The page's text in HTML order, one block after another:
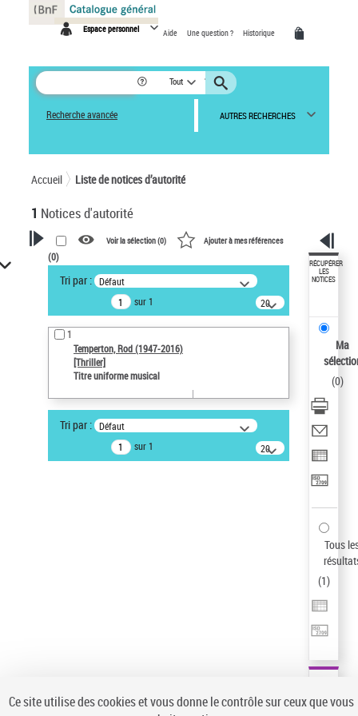
Espace personnel Aide Une question ? Historique
Tout
Recherche avancée AUTRES RECHERCHES
Accueil Liste de notices d’autorité
1 Notices d'autorité
VOTRE RECHERCHE
Recherche avancée dans les
notices d’autorité
Œuvres liées à l'auteur :
Temperton, Rod (1947-2016)
Type de notice d'autorité
Type de notice d'autorité
Voir la sélection (0) Ajouter à mes références
(0)
Tri par : Défaut
sur 1
20
résultats/page
1
Temperton, Rod (1947-2016)
[Thriller]
Titre uniforme musical
Tri par : Défaut
sur 1
20
résultats/page
RÉCUPÉRER
LES
NOTICES
Ma
(0)
Tous
(1)
Panneau de gestion des cookies
Ce site utilise des cookies et vous donne le contrôle sur ceux que vous